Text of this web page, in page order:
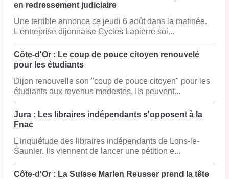
en redressement judiciaire
Une terrible annonce ce jeudi 6 août dans la matinée.
L'entreprise dijonnaise Cycles Lapierre sol...
Côte-d'Or : Le coup de pouce citoyen renouvelé
pour les étudiants
Dijon renouvelle son "coup de pouce citoyen" pour les
étudiants aux revenus modestes. Ils peuvent...
Jura : Les libraires indépendants s'opposent à la
Fnac
L'inquiétude des libraires indépendants de Lons-le-
Saunier. Ils viennent de lancer une pétition e...
Côte-d'Or : La Suisse Marlen Reusser prend la tête